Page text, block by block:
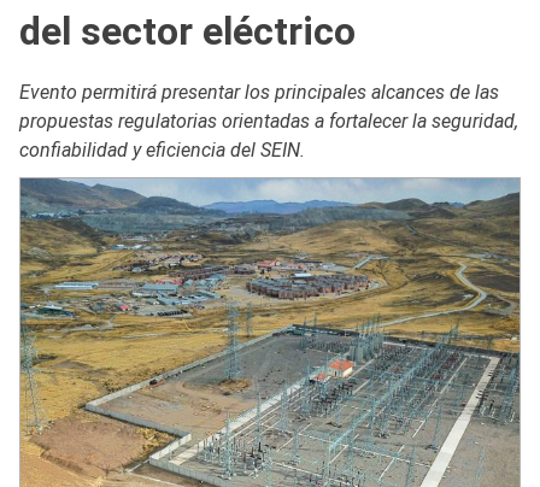
del sector eléctrico
Evento permitirá presentar los principales alcances de las
propuestas regulatorias orientadas a fortalecer la seguridad,
confiabilidad y eficiencia del SEIN.